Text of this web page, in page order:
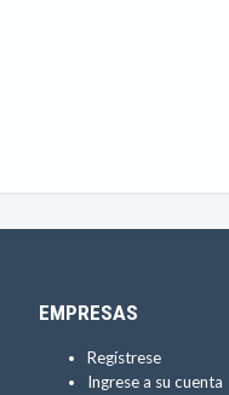
EMPRESAS
Regístrese
Ingrese a su cuenta